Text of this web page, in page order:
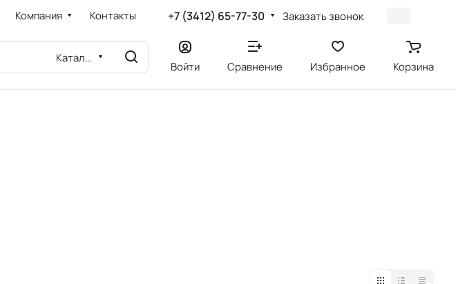
Компания Контакты +7 (3412) 65-77-30 Заказать звонок
Каталог
Войти Сравнение Избранное Корзина